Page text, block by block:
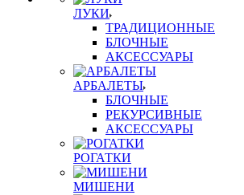
ЛУКИ
ТРАДИЦИОННЫЕ
БЛОЧНЫЕ
АКСЕССУАРЫ
АРБАЛЕТЫ
БЛОЧНЫЕ
РЕКУРСИВНЫЕ
АКСЕССУАРЫ
РОГАТКИ
МИШЕНИ